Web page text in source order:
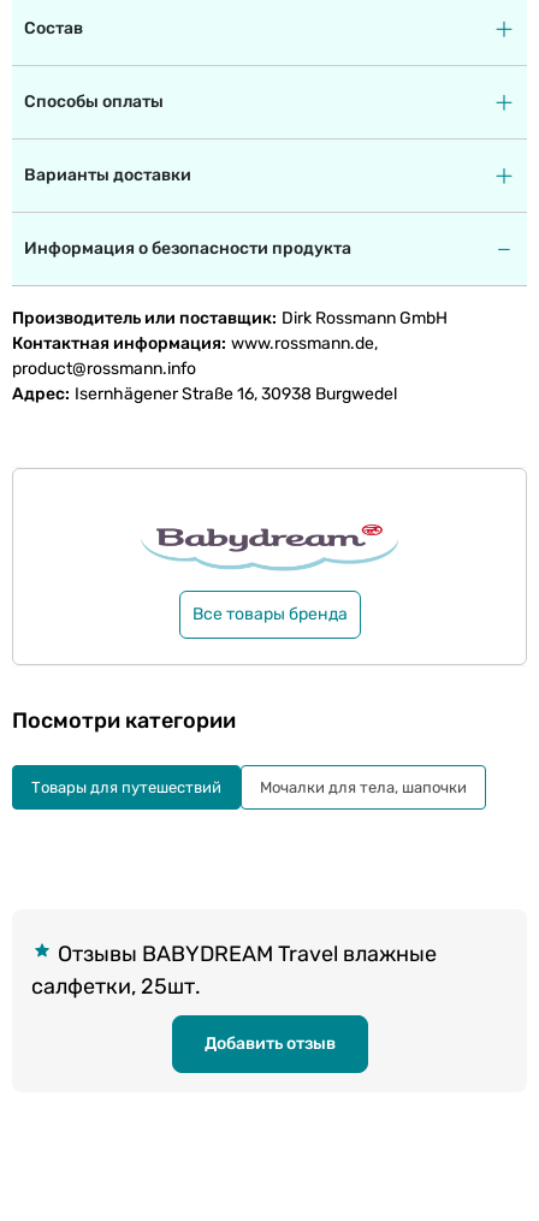
Состав
Способы оплаты
Варианты доставки
Информация о безопасности продукта
Производитель или поставщик Dirk Rossmann GmbH
Контактная информация www.rossmann.de,
product@rossmann.info
Адрес Isernhägener Straße 16, 30938 Burgwedel
Все товары бренда
Отзывы BABYDREAM Travel влажные
салфетки, 25шт.
Добавить отзыв
Посмотри категории
Товары для путешествий Мочалки для тела, шапочки